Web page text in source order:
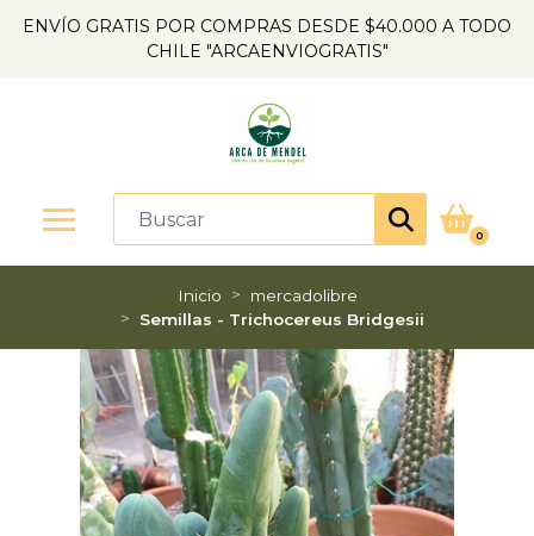
ENVÍO GRATIS POR COMPRAS DESDE $40.000 A TODO
CHILE "ARCAENVIOGRATIS"
0
Inicio
mercadolibre
Semillas - Trichocereus Bridgesii